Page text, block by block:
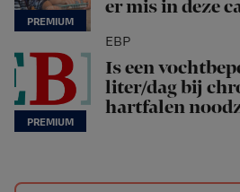
er mis in deze
EBP
Is een
liter/dag bij
hartfalen